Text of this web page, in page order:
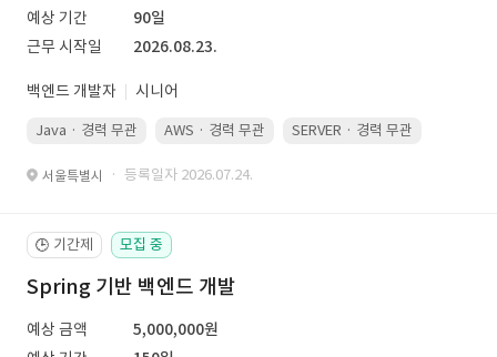
예상 기간
90일
근무 시작일
2026.08.23.
백엔드 개발자 시니어
Java · 경력 무관 AWS · 경력 무관 SERVER · 경력 무관
서울특별시 · 등록일자 2026.07.24.
🕒 기간제 모집 중
Spring 기반 백엔드 개발
예상 금액
5,000,000원